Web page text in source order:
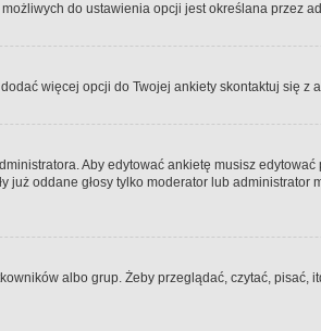
do ustawienia opcji jest określana przez
więcej opcji do Twojej ankiety skontaktuj się z
Aby edytować ankietę musisz
oddane głosy tylko moderator lub
albo grup. Żeby przeglądać, czytać,